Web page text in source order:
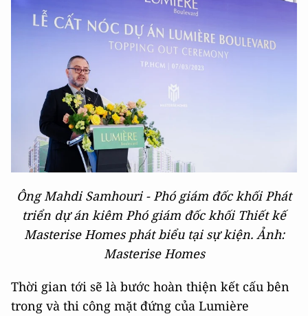
Ông Mahdi Samhouri - Phó giám đốc khối Phát
triển dự án kiêm Phó giám đốc khối Thiết kế
Masterise Homes phát biểu tại sự kiện. Ảnh:
Masterise Homes
Thời gian tới sẽ là bước hoàn thiện kết cấu bên
trong và thi công mặt đứng của Lumière